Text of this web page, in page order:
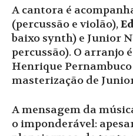
A cantora é
(percussão e violão),
baixo synth) e Junior
percussão). O arranjo
Henrique
masterização de
A mensagem da
o imponderável: